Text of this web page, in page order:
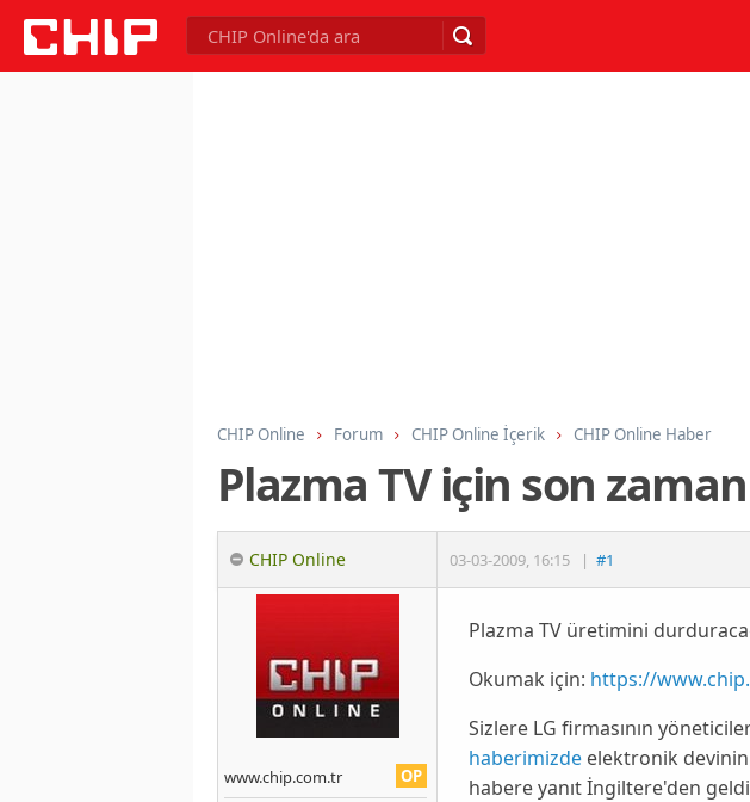
CHIP Online Forum CHIP Online İçerik CHIP Online Haber
Plazma TV için son
CHIP Online 03-03-2009, 16:15 | #1
OP
www.chip.com.tr
Plazma TV üretimini
Okumak için: https://
Sizlere LG firmasının
haberimizdeelektronik devinin
habere yanıt İngiltere'den